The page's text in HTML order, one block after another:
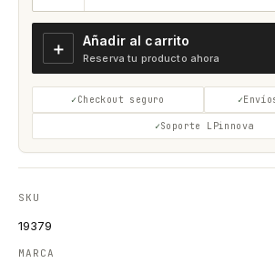
＋ Añadir al carrito
Reserva tu producto ahora
Checkout seguro
Soporte LPinnova
SKU
19379
MARCA